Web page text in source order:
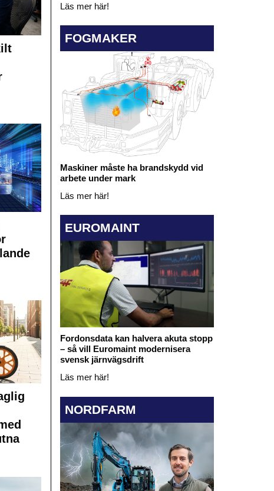
Läs mer här!
FOGMAKER
Maskiner måste ha brandskydd vid
arbete under mark
Läs mer här!
EUROMAINT
Fordonsdata kan halvera akuta stopp
– så vill Euromaint modernisera
svensk järnvägsdrift
Läs mer här!
NORDFARM